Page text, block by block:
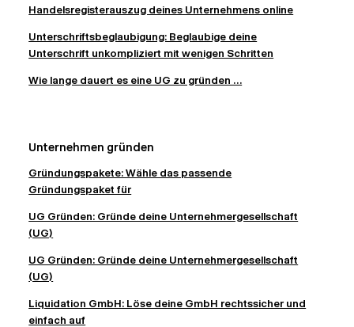
Handelsregisterauszug deines Unternehmens online
Unterschriftsbeglaubigung: Beglaubige deine
Unterschrift unkompliziert mit wenigen Schritten
Wie lange dauert es eine UG zu gründen ...
Unternehmen gründen
Gründungspakete: Wähle das passende
Gründungspaket für
UG Gründen: Gründe deine Unternehmergesellschaft
(UG)
UG Gründen: Gründe deine Unternehmergesellschaft
(UG)
Liquidation GmbH: Löse deine GmbH rechtssicher und
einfach auf